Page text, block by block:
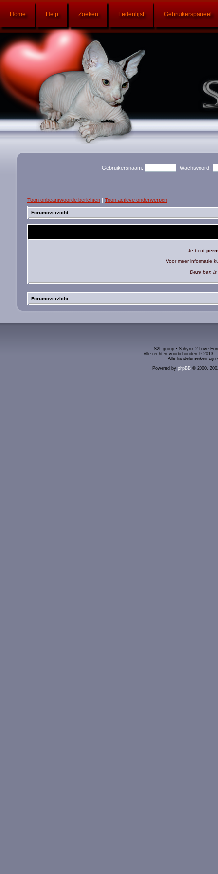
Home Help Zoeken Ledenlijst Gebruikerspaneel
Gebruikersnaam: Wachtwoord:
Toon onbeantwoorde berichten | Toon actieve onderwerpen
Forumoverzicht
Je bent
Voor meer informatie
Deze ban is
Forumoverzicht
S2L group • Sphynx 2 Love
Alle rechten voorbehouden ©
Alle handelsmerken zijn
Powered by phpBB© 2000,